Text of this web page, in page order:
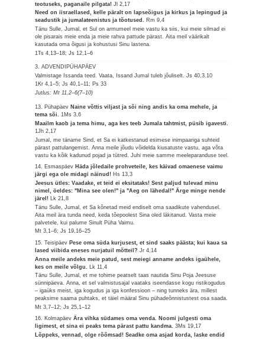
teotuseks, paganaile pilgata!Jl 2,17
Need on iisraellased, kelle päralt on lapseõigus ja kirkus ja lepingud ja
seadustik ja jumalateenistus ja tõotused. Rm 9,4
Tänu Sulle, Jumal, et Sul on armumeel meie vastu ka siis, kui meie silmad ei
ole pisarais meie enda ja meie rahva pattude pärast. Aita meil väärikalt
kasutada oma õigusi ja kohustusi Sinu lastena.
1Ts 4,13–18; Js 12,1–6
3. ADVENDIPÜHAPÄEV
Valmistage Issanda teed. Vaata, Issand Jumal tuleb jõuliselt.Js 40,3.10
1Kr 4,1–5; Js 40,1–11; Ps 33
Jutlus: Mt 11,2–6(7–10)
13. Pühapäev Naine võttis viljast ja sõi ning andis ka oma mehele, ja
tema sõi.1Ms 3,6
Maailm kaob ja tema himu, aga kes teeb Jumala tahtmist, püsib igavesti.
1Jh 2,17
Jumal, me täname Sind, et Sa ei katkestanud esimese inimpaariga suhteid
pärast pattulangemist. Anna meile jõudu võidelda kiusatuste vastu, aga võta
vastu ka kõik kadunud pojad ja tütred. Juhi meie samme meeleparanduse teel.
14. Esmaspäev Häda jõledaile prohveteile, kes käivad omaenese vaimu
järgi ega ole midagi näinud! Hs 13,3
Jeesus ütles: Vaadake, et teid ei eksitataks! Sest paljud tulevad minu
nimel, öeldes: "Mina see olen!" ja "Aeg on lähedal!" Ärge minge nende
järel!
Lk 21,8
Tänu Sulle, Jumal, et Sa kõnetad meid endiselt oma saadikute vahendusel.
Aita meil ära tunda need, keda tõepoolest Sina oled läkitanud. Vasta meie
palvetele, kui palume Sinult Püha Vaimu.
Mt 3,1–6; Js 19,16–25
15. Teisipäev Pese oma süda kurjusest, et sind saaks päästa; kui kaua sa
lased viibida eneses nurjatuil mõtteil?Jr 4,14
Anna meile andeks meie patud, sest meiegi anname andeks igaühele,
kes on meile võlgu.
Lk 11,4
Tänu Sulle, Jumal, et me tohime peatselt taas nautida Sinu Poja Jeesuse
sünnipäeva. Anna, et sel valmistusajal vaataks iseendasse kogu ristikogudus
– igaüks meist, iga kogudus ja iga konfessioon – ning tunneks ära, millest
peaksime saama puhtaks, et täiel määral Sinu pühadeõnnistustest osa saada.
Mt 3,7–12; Js 25,1–12
16. KolmapäevÄra vihka südames oma venda. Noomi julgesti oma
ligimest, et sina ei peaks tema pärast pattu kandma.3Ms 19,17
Lõppeks, vennad, olge rõõmsad! Seadke oma asjad korda, laske endid